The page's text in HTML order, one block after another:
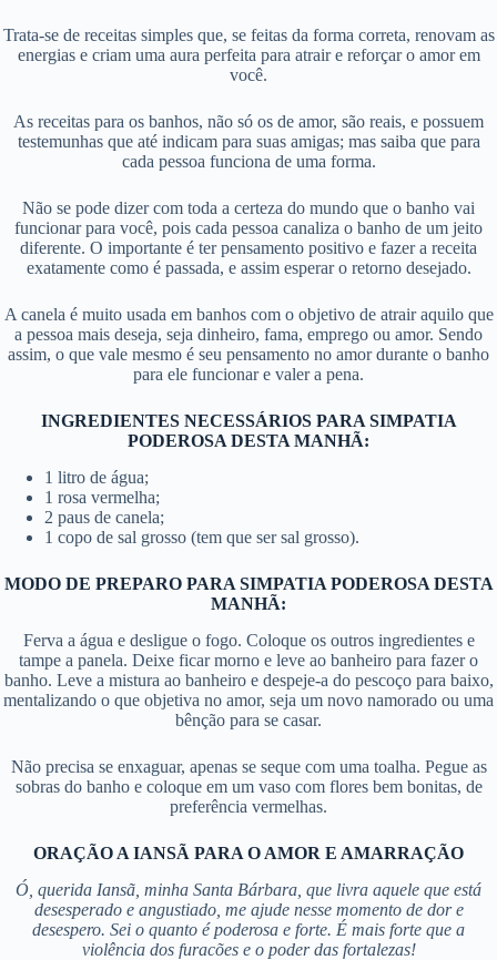
Trata-se de receitas simples que, se feitas da forma correta, renovam as
energias e criam uma aura perfeita para atrair e reforçar o amor em
você.
As receitas para os banhos, não só os de amor, são reais, e possuem
testemunhas que até indicam para suas amigas; mas saiba que para
cada pessoa funciona de uma forma.
Não se pode dizer com toda a certeza do mundo que o banho vai
funcionar para você, pois cada pessoa canaliza o banho de um jeito
diferente. O importante é ter pensamento positivo e fazer a receita
exatamente como é passada, e assim esperar o retorno desejado.
A canela é muito usada em banhos com o objetivo de atrair aquilo que
a pessoa mais deseja, seja dinheiro, fama, emprego ou amor. Sendo
assim, o que vale mesmo é seu pensamento no amor durante o banho
para ele funcionar e valer a pena.
INGREDIENTES NECESSÁRIOS PARA SIMPATIA
PODEROSA DESTA MANHÃ:
1 litro de água;
1 rosa vermelha;
2 paus de canela;
1 copo de sal grosso (tem que ser sal grosso).
MODO DE PREPARO PARA SIMPATIA PODEROSA DESTA
MANHÃ:
Ferva a água e desligue o fogo. Coloque os outros ingredientes e
tampe a panela. Deixe ficar morno e leve ao banheiro para fazer o
banho. Leve a mistura ao banheiro e despeje-a do pescoço para baixo,
mentalizando o que objetiva no amor, seja um novo namorado ou uma
bênção para se casar.
Não precisa se enxaguar, apenas se seque com uma toalha. Pegue as
sobras do banho e coloque em um vaso com flores bem bonitas, de
preferência vermelhas.
ORAÇÃO A IANSÃ PARA O AMOR E AMARRAÇÃO
Ó, querida Iansã, minha Santa Bárbara, que livra aquele que está
desesperado e angustiado, me ajude nesse momento de dor e
desespero. Sei o quanto é poderosa e forte. É mais forte que a
violência dos furacões e o poder das fortalezas!